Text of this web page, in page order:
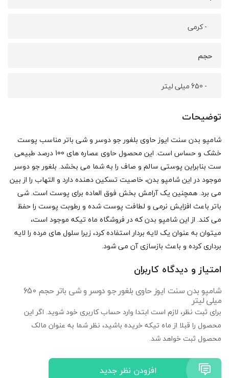
- کرمی
حجم
- 650 میلی لیتر
توضیحات
شامپو بدن سنت ایوز حاوی بلغور جو دوسر و شی باتر مناسب پوست
خشک و حساس است. این محصول حاوی عصاره های 100 درصد طبیعی
ست بنابراین پوستی سالم و صاف را به شما می بخشد. بلغور جو دوسر
موجود در این شامپو بدن، خاصیت تسکین دهنده دارد و التهاب را از بین
می برد. همچنین یک آرامش بخش فوق العاده برای پوست است. شی
باتر باعث افزایش نرمی و لطافت پوست شده و رطوبت پوست را حفظ
می کند. از این شامپو بدن که در فروشگاه ماه تیکه موجود است،
میتوان به عنوان یک لایه بردار استفاده کرد، زیرا سلول های مرده را لایه
برداری کرده و باعث بازسازی آن می شود.
امتیاز و دیدگاه کاربران
شامپو بدن سنت ایوز حاوی بلغور جو دوسر و شی باتر حجم 650
میلی لیتر
برای ثبت نظر، لازم است ابتدا وارد حساب کاربری خود شوید. اگر این
محصول را قبلا از ماه تیکه خریده باشید، نظر شما به عنوان مالک
محصول ثبت خواهد شد.
افزودن نظر جدید